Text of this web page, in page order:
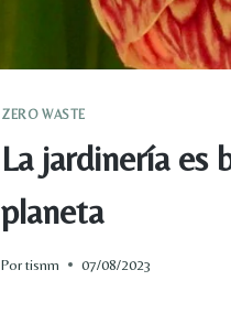
ZERO WASTE
La jardinería es
planeta
Portisnm 07/08/2023